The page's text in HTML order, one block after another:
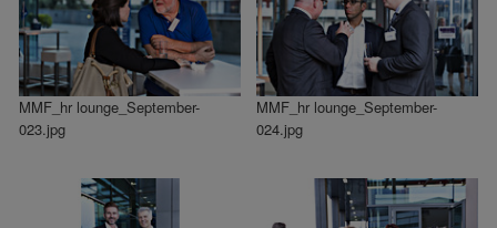
MMF_hr lounge_September-
023.jpg
MMF_hr lounge_September-
024.jpg